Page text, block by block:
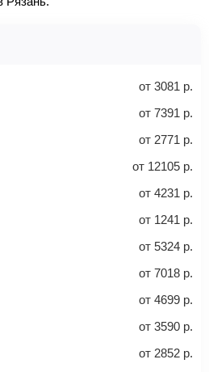
класс
от выбранного тарифа:
вас на сайт продавца.
внимательно все перепроверьте
банк, банковской картой,
в течение 10 минут к вам на
билет с данными о вашем
потребуется только паспорт.
вы можете
от 3081 р.
от 7391 р.
от 2771 р.
от 12105 р.
от 4231 р.
от 1241 р.
от 5324 р.
от 7018 р.
от 4699 р.
от 3590 р.
от 2852 р.